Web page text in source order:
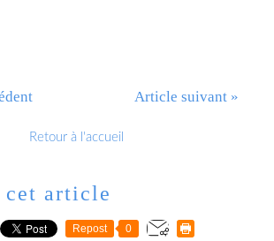
Article suivant »
Retour à l'accueil
cet article
Repost 0